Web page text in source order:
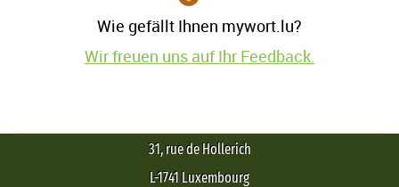
Wie gefällt Ihnen mywort.lu?
Wir freuen uns auf Ihr Feedback.
31, rue de Hollerich
L-1741 Luxembourg